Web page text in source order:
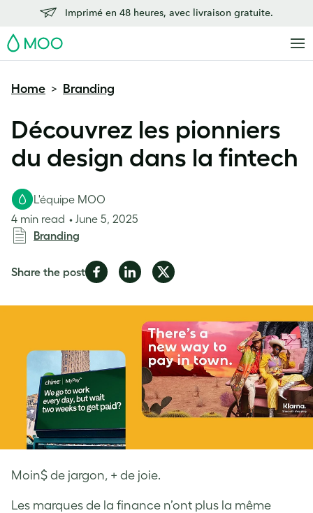
Imprimé en 48 heures, avec livraison gratuite.
MOO
Home > Branding
Découvrez les pionniers
du design dans la fintech
Moin$ de jargon, + de joie.
L'équipe MOO
4 min read
June 5, 2025
Branding
Share the postShare
Facebook
Share
LinkedIn
Share
Twitter
Les marques de la finance n’ont plus la même